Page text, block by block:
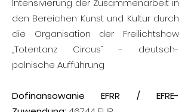
Intensivierung der Zusammenarbeit in
den Bereichen Kunst und Kultur durch
die Organisation der Freilichtshow
„Totentanz Circus“ - deutsch-
polnische Aufführung
Dofinansowanie EFRR / EFRE-